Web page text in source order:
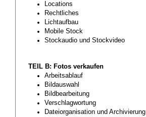
Locations
Rechtliches
Lichtaufbau
Mobile Stock
Stockaudio und Stockvideo
TEIL B: Fotos verkaufen
Arbeitsablauf
Bildauswahl
Bildbearbeitung
Verschlagwortung
Dateiorganisation und Archivierung